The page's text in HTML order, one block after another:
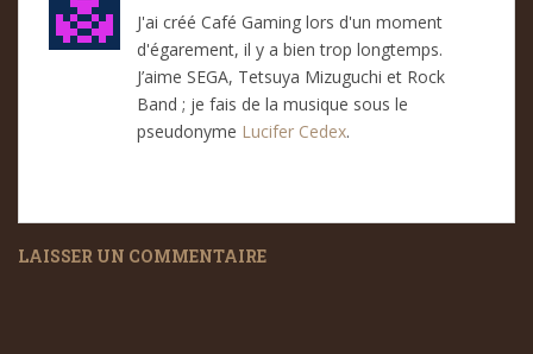
J'ai créé Café Gaming lors d'un moment
d'égarement, il y a bien trop longtemps.
J’aime SEGA, Tetsuya Mizuguchi et Rock
Band ; je fais de la musique sous le
pseudonyme Lucifer Cedex.
LAISSER UN COMMENTAIRE